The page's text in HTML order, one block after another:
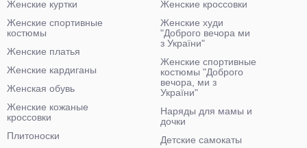
Женские куртки
Женские спортивные
костюмы
Женские платья
Женские кардиганы
Женская обувь
Женские кожаные
кроссовки
Плитоноски
Женские кроссовки
Женские худи
"Доброго вечора ми
з України"
Женские спортивные
костюмы "Доброго
вечора, ми з
України"
Наряды для мамы и
дочки
Детские самокаты